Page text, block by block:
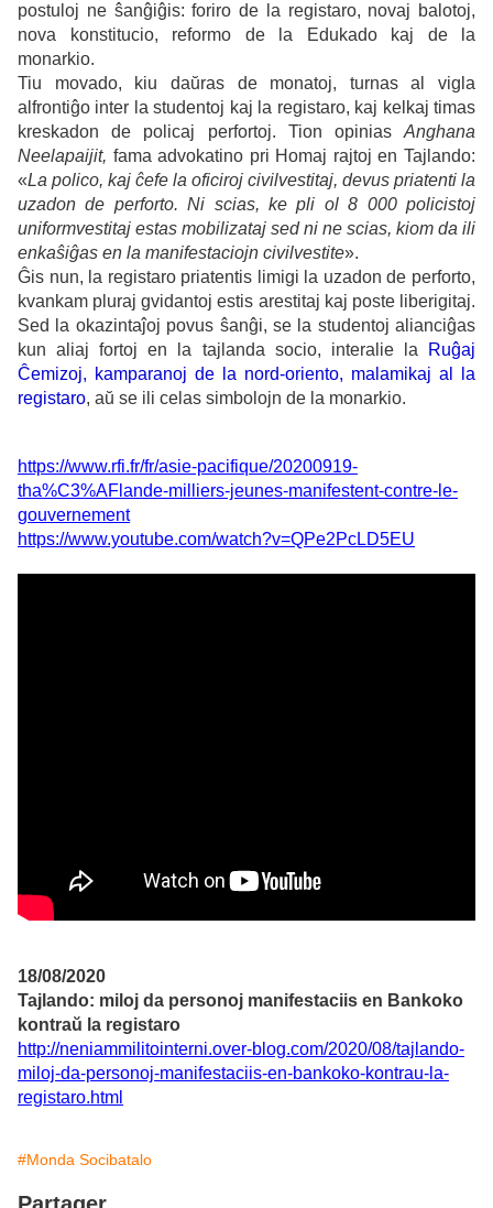
postuloj ne ŝanĝiĝis: foriro de la registaro, novaj balotoj,
nova konstitucio, reformo de la Edukado kaj de la
monarkio.
Tiu movado, kiu daŭras de monatoj, turnas al vigla
alfrontiĝo inter la studentoj kaj la registaro, kaj kelkaj timas
kreskadon de policaj perfortoj. Tion opinias Anghana
Neelapaijit, fama advokatino pri Homaj rajtoj en Tajlando:
«La polico, kaj ĉefe la oficiroj civilvestitaj, devus priatenti la
uzadon de perforto. Ni scias, ke pli ol 8 000 policistoj
uniformvestitaj estas mobilizataj sed ni ne scias, kiom da ili
enkaŝiĝas en la manifestaciojn civilvestite».
Ĝis nun, la registaro priatentis limigi la uzadon de perforto,
kvankam pluraj gvidantoj estis arestitaj kaj poste liberigitaj.
Sed la okazintaĵoj povus ŝanĝi, se la studentoj alianciĝas
kun aliaj fortoj en la tajlanda socio, interalie la
Ruĝaj
Ĉemizoj, kamparanoj de la nord-oriento, malamikaj al la
registaro, aŭ se ili celas simbolojn de la monarkio.
https://www.rfi.fr/fr/asie-pacifique/20200919-
tha%C3%AFlande-milliers-jeunes-manifestent-contre-le-
gouvernement
https://www.youtube.com/watch?v=QPe2PcLD5EU
18/08/2020
Tajlando: miloj da personoj manifestaciis en Bankoko
kontraŭ la registaro
http://neniammilitointerni.over-blog.com/2020/08/tajlando-
miloj-da-personoj-manifestaciis-en-bankoko-kontrau-la-
registaro.html
#Monda Socibatalo